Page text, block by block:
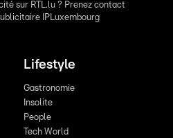
sur RTL.lu ? Prenez contact
IPLuxembourg
Lifestyle
Gastronomie
Insolite
People
Tech World